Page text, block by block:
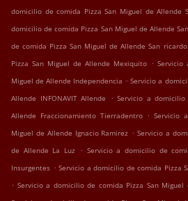
domicilio de comida Pizza San Miguel de Allende
domicilio de comida Pizza San Miguel de Allende
de comida Pizza San Miguel de Allende San ricardo
Pizza San Miguel de Allende Mexiquito . Servicio
Miguel de Allende Independencia . Servicio a
Allende INFONAVIT Allende
. Servicio a
Allende Fraccionamiento Tierradentro . Servicio
Miguel de Allende Ignacio Ramirez . Servicio a
de Allende La Luz . Servicio a domicilio de
Insurgentes . Servicio a domicilio de comida Pizza
. Servicio a domicilio de comida Pizza San Miguel